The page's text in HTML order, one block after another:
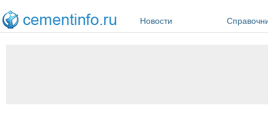
Новости